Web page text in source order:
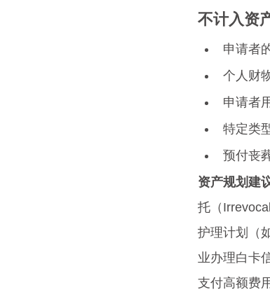
不计入资
申请者
个人财
申请者
特定类
预付丧
资产规划建
托（
护理计划（
业办理白卡
支付高额费